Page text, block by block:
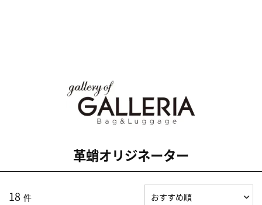
革蛸オリジネーター
18 件